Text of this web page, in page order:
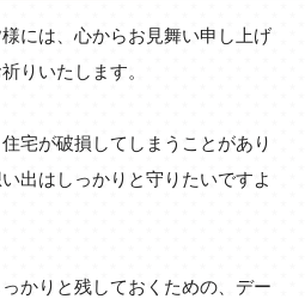
には、心からお見舞い申し上げ
りいたします。
宅が破損してしまうことがあり
出はしっかりと守りたいですよ
かりと残しておくための、デー